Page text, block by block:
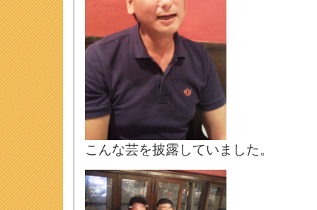
こんな芸を披露していました。